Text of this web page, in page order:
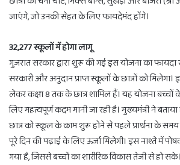
जाएंगे, जो उनकी सेहत के लिए फायदेमंद होंगे।
32,277 स्कूलों में होगा लागू
गुजरात सरकार द्वारा शुरू की गई इस योजना का
सरकारी और अनुदान प्राप्त स्कूलों के छात्रों को
लेकर कक्षा 8 तक के छात्र शामिल हैं। यह योजना
लिए महत्वपूर्ण कदम मानी जा रही है। मुख्यमंत्री ने
छात्र को स्कूल के काम शुरू होने से पहले प्रार्थना के समय
पूरे दिन की पढ़ाई के लिए ऊर्जा मिलेगी। इस नाश्ते में
गया है, जिससे बच्चों का शारीरिक विकास तेजी से हो सके।